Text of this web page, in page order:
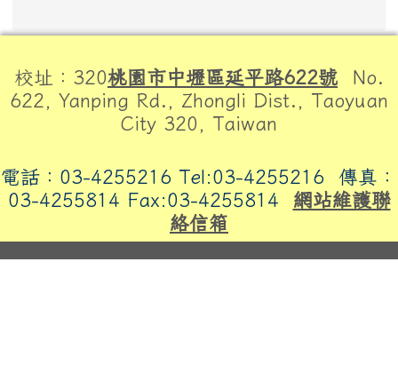
校址：320桃園市中壢區延平路622號 No.
622, Yanping Rd., Zhongli Dist., Taoyuan
City 320, Taiwan
電話：03-4255216 Tel:03-4255216 傳真：
03-4255814 Fax:03-4255814 網站維護聯
絡信箱